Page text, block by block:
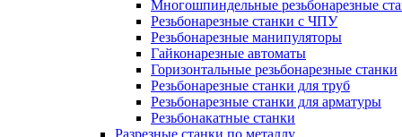
Многошпиндельные резьбонарезные
Резьбонарезные станки с ЧПУ
Резьбонарезные манипуляторы
Гайконарезные автоматы
Горизонтальные резьбонарезные станки
Резьбонарезные станки для труб
Резьбонарезные станки для арматуры
Резьбонакатные станки
Разрезные станки по металлу